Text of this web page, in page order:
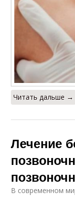
Читать дальше →
Лечение
В современном